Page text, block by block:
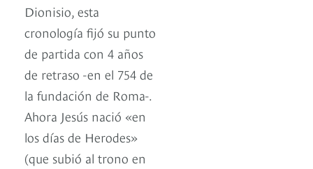
Dionisio, esta
cronología fijó su punto
de partida con 4 años
de retraso -en el 754 de
la fundación de Roma-.
Ahora Jesús nació «en
los días de Herodes»
(que subió al trono en